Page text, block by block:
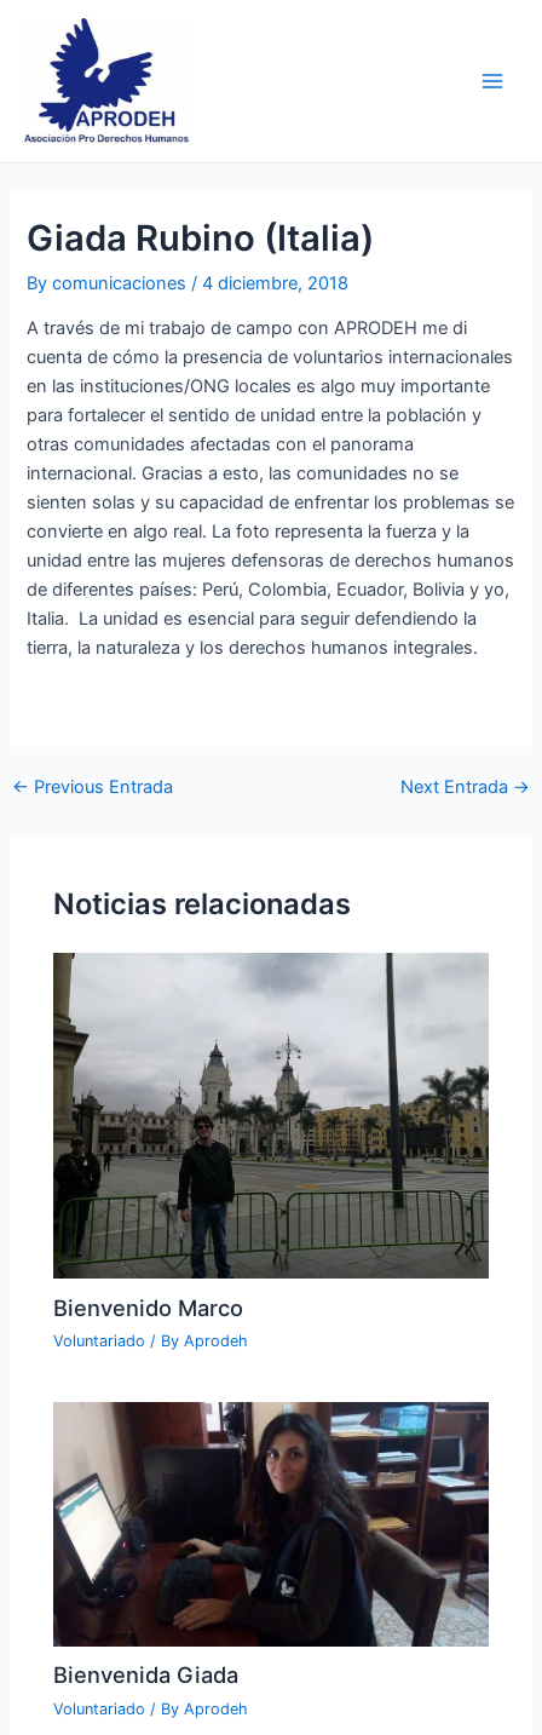
content
Giada Rubino (Italia)
Bycomunicaciones/4 diciembre, 2018
A través de mi trabajo de campo con APRODEH me di
cuenta de cómo la presencia de voluntarios internacionales
en las instituciones/ONG locales es algo muy importante
para fortalecer el sentido de unidad entre la población y
otras comunidades afectadas con el panorama
internacional. Gracias a esto, las comunidades no se
sienten solas y su capacidad de enfrentar los problemas se
convierte en algo real. La foto representa la fuerza y la
unidad entre las mujeres defensoras de derechos humanos
de diferentes países: Perú, Colombia, Ecuador, Bolivia y yo,
Italia. La unidad es esencial para seguir defendiendo la
tierra, la naturaleza y los derechos humanos integrales.
navigation
← Previous Entrada Next Entrada →
Noticias relacionadas
Bienvenido Marco
Voluntariado / ByAprodeh
Bienvenida Giada
Voluntariado / ByAprodeh